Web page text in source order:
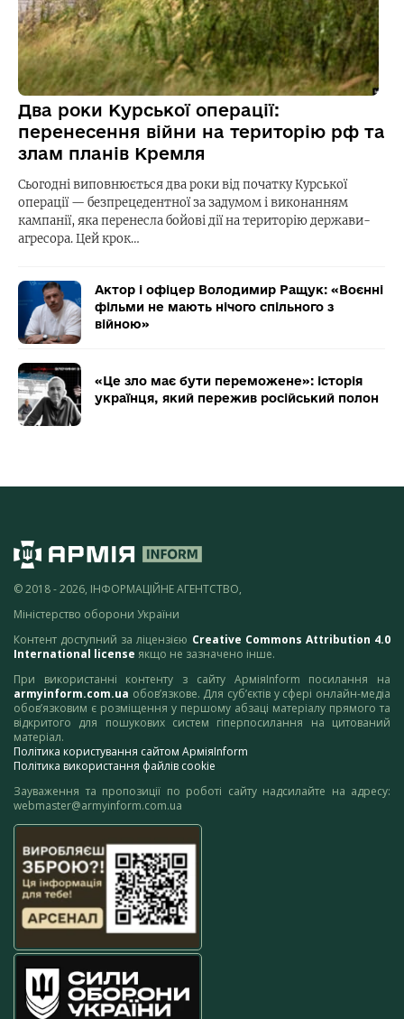
Два роки Курської операції:
перенесення війни на територію рф та
злам планів Кремля
Сьогодні виповнюється два роки від початку Курської
операції — безпрецедентної за задумом і виконанням
кампанії, яка перенесла бойові дії на територію держави-
агресора. Цей крок…
Актор і офіцер Володимир Ращук: «Воєнні
фільми не мають нічого спільного з
війною»
«Це зло має бути переможене»: історія
українця, який пережив російський полон
© 2018 - 2026, ІНФОРМАЦІЙНЕ АГЕНТСТВО,
Міністерство оборони України
Контент доступний за ліцензією Creative Commons Attribution 4.0
International license якщо не зазначено інше.
При використанні контенту з сайту АрміяInform посилання на
armyinform.com.ua обов’язкове. Для суб’єктів у сфері онлайн-медіа
обов’язковим є розміщення у першому абзаці матеріалу прямого та
відкритого для пошукових систем гіперпосилання на цитований
матеріал.
Політика користування сайтом АрміяInform
Політика використання файлів cookie
Зауваження та пропозиції по роботі сайту надсилайте на адресу:
webmaster@armyinform.com.ua